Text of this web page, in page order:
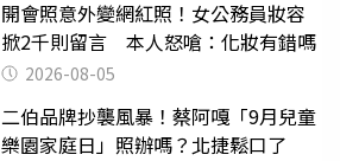
開會照意外變網紅照！女公務員妝容
掀2千則留言 本人怒嗆：化妝有錯嗎
2026-08-05
二伯品牌抄襲風暴！蔡阿嘎「9月兒童
樂園家庭日」照辦嗎？北捷鬆口了